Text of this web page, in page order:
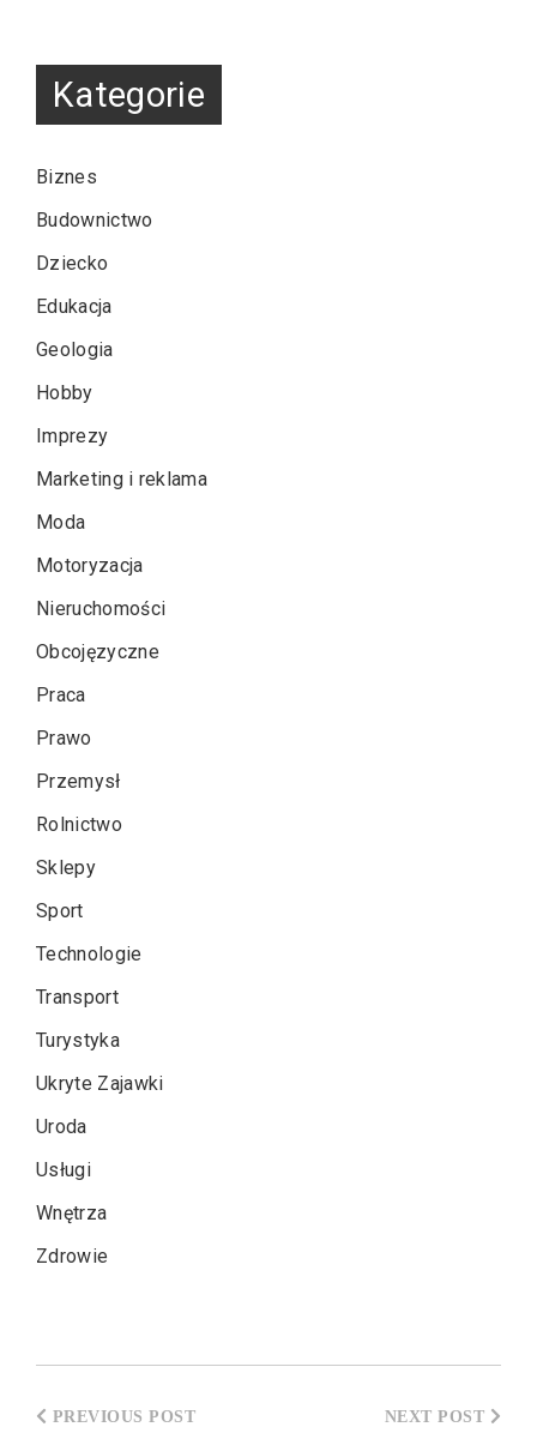
Kategorie
Biznes
Budownictwo
Dziecko
Edukacja
Geologia
Hobby
Imprezy
Marketing i reklama
Moda
Motoryzacja
Nieruchomości
Obcojęzyczne
Praca
Prawo
Przemysł
Rolnictwo
Sklepy
Sport
Technologie
Transport
Turystyka
Ukryte Zajawki
Uroda
Usługi
Wnętrza
Zdrowie